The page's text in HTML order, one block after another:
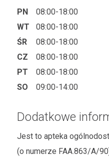
PN
08:00-18:00
WT
08:00-18:00
ŚR
08:00-18:00
CZ
08:00-18:00
PT
08:00-18:00
SO
09:00-14:00
Dodatkowe
Jest to apteka
(o numerze FAA.863/A/